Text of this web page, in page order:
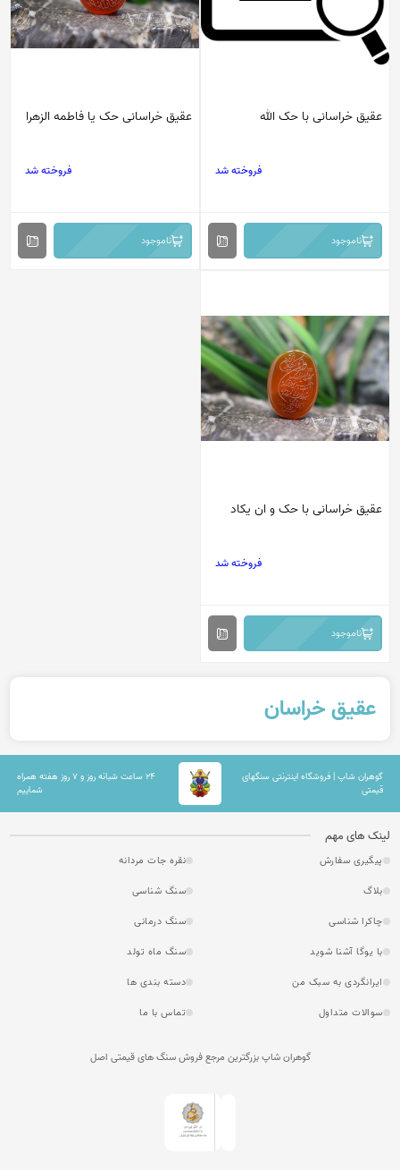
عقیق خراسانی با حک الله
فروخته شد
ناموجود
عقیق خراسانی حک یا فاطمه الزهرا
فروخته شد
ناموجود
عقیق خراسانی با حک و ان یکاد
فروخته شد
ناموجود
عقیق خراسان
گوهران شاپ | فروشگاه اینترنتی سنگهای
قیمتی
۲۴ ساعت شبانه روز و ۷ روز هفته همراه
شماییم
لینک های مهم
پیگیری سفارش
نقره جات مردانه
بلاگ
سنگ شناسی
چاکرا شناسی
سنگ درمانی
با یوگا آشنا شوید
سنگ ماه تولد
ایرانگردی به سبک من
دسته بندی ها
سوالات متداول
تماس با ما
گوهران شاپ بزرگترین مرجع فروش سنگ های قیمتی اصل